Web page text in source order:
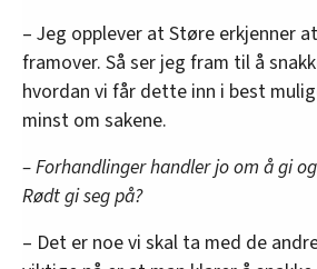
– Jeg opplever at Støre erkjenner
framover. Så ser jeg fram til å
hvordan vi får dette inn i best
minst om sakene.
– Forhandlinger handler jo om å gi
Rødt gi seg på?
– Det er noe vi skal ta med de